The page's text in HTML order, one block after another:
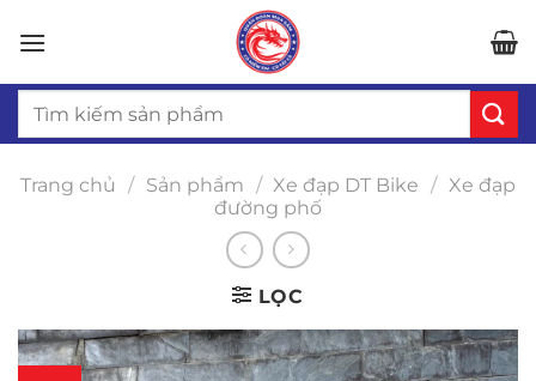
qua
dung
Tìm
Trang chủ / Sản phẩm / Xe đạp DT Bike / Xe đạp
đường phố
LỌC